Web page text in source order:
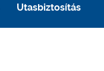
Utasbiztosítás